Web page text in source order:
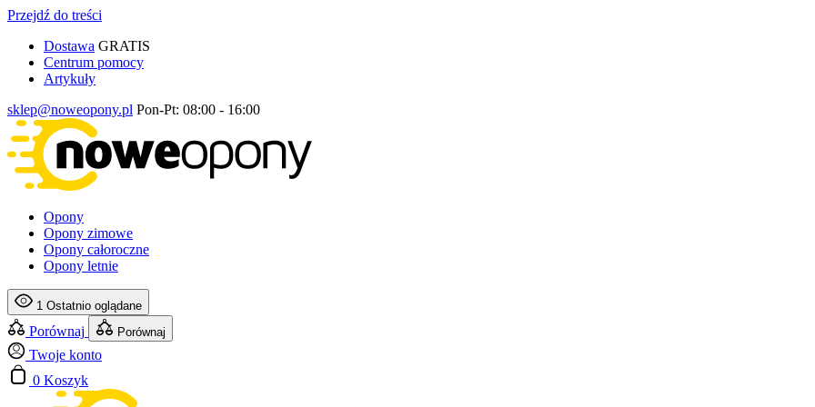
Przejdź do treści
Dostawa GRATIS
Centrum pomocy
Artykuły
sklep@noweopony.pl Pon-Pt: 08:00 - 16:00
Opony
Opony zimowe
Opony całoroczne
Opony letnie
1 Ostatnio oglądane
Porównaj Porównaj
Twoje konto
0 Koszyk